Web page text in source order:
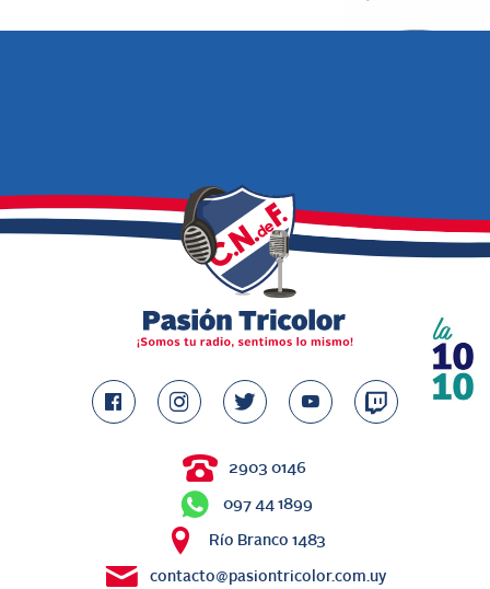
2903 0146
097 44 1899
Río Branco 1483
contacto@pasiontricolor.com.uy